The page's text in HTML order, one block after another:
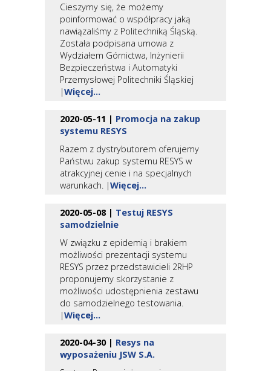
Cieszymy się, że możemy
poinformować o współpracy jaką
nawiązaliśmy z Politechniką Śląską.
Została podpisana umowa z
Wydziałem Górnictwa, Inżynierii
Bezpieczeństwa i Automatyki
Przemysłowej Politechniki Śląskiej
|Więcej...
2020-05-11 | Promocja na zakup
systemu RESYS
Razem z dystrybutorem oferujemy
Państwu zakup systemu RESYS w
atrakcyjnej cenie i na specjalnych
warunkach. |Więcej...
2020-05-08 | Testuj RESYS
samodzielnie
W związku z epidemią i brakiem
możliwości prezentacji systemu
RESYS przez przedstawicieli 2RHP
proponujemy skorzystanie z
możliwości udostępnienia zestawu
do samodzielnego testowania.
|Więcej...
2020-04-30 | Resys na
wyposażeniu JSW S.A.